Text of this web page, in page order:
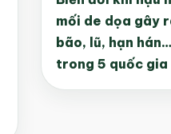
mối de dọa gây
bão, lũ, hạn
trong 5 quốc gia